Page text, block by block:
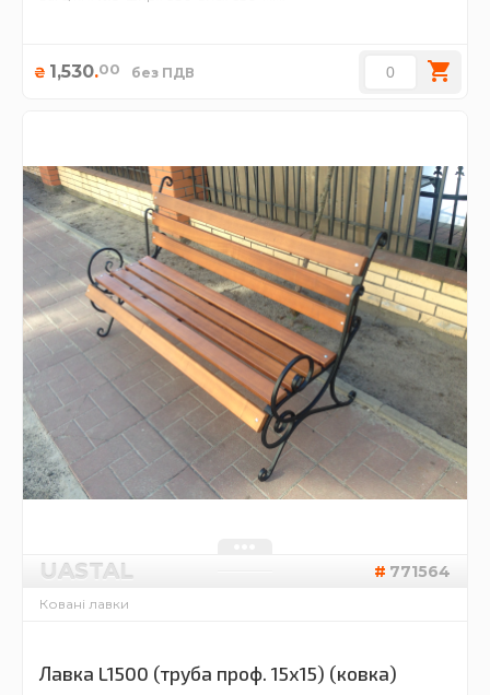
₴ 1,530.00 без ПДВ
UASTAL 771564
Ковані лавки
Лавка L1500 (труба проф. 15х15) (ковка)